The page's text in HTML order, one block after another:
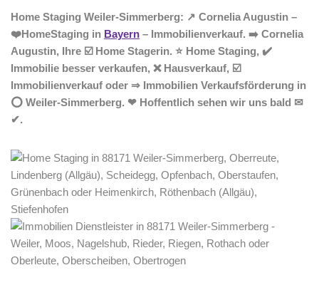
Home Staging Weiler-Simmerberg: ↗️ Cornelia Augustin –
❤️HomeStaging in Bayern – Immobilienverkauf. ➡️ Cornelia
Augustin, Ihre ☑️ Home Stagerin. ⭐ Home Staging, ✔️
Immobilie besser verkaufen, ❌ Hausverkauf, ☑️
Immobilienverkauf oder ⇒ Immobilien Verkaufsförderung in
⭕ Weiler-Simmerberg. ❤ Hoffentlich sehen wir uns bald ✉
✔.